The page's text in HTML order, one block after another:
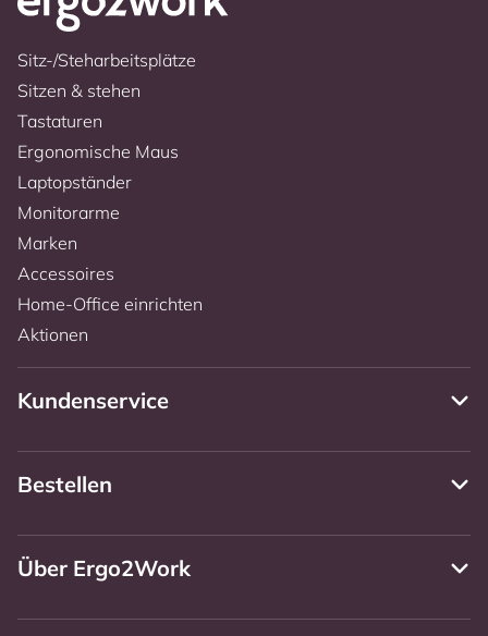
Sitz-/Steharbeitsplätze
Sitzen & stehen
Tastaturen
Ergonomische Maus
Laptopständer
Monitorarme
Marken
Accessoires
Home-Office einrichten
Aktionen
Kundenservice
Bestellen
Über Ergo2Work